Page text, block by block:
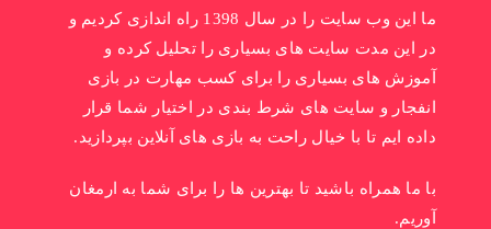
ما این وب سایت را در سال 1398 راه اندازی کردیم و
در این مدت سایت های بسیاری را تحلیل کرده و
آموزش های بسیاری را برای کسب مهارت در بازی
انفجار و سایت های شرط بندی در اختیار شما قرار
داده ایم تا با خیال راحت به بازی های آنلاین بپردازید.
با ما همراه باشید تا بهترین ها را برای شما به ارمغان
آوریم.